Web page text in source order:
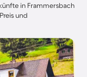
in Frammersbach
und